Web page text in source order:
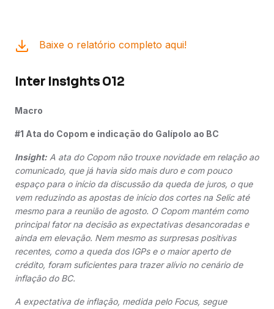
Baixe o relatório completo aqui!
Inter Insights 012
Macro
#1 Ata do Copom e indicação do Galípolo ao BC
Insight: A ata do Copom não trouxe novidade em relação ao
comunicado, que já havia sido mais duro e com pouco
espaço para o início da discussão da queda de juros, o que
vem reduzindo as apostas de início dos cortes na Selic até
mesmo para a reunião de agosto. O Copom mantém como
principal fator na decisão as expectativas desancoradas e
ainda em elevação. Nem mesmo as surpresas positivas
recentes, como a queda dos IGPs e o maior aperto de
crédito, foram suficientes para trazer alívio no cenário de
inflação do BC.
A expectativa de inflação, medida pelo Focus, segue